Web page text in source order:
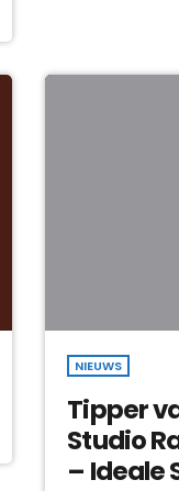
NIEUWS
Tipper
Studio
– Ideale